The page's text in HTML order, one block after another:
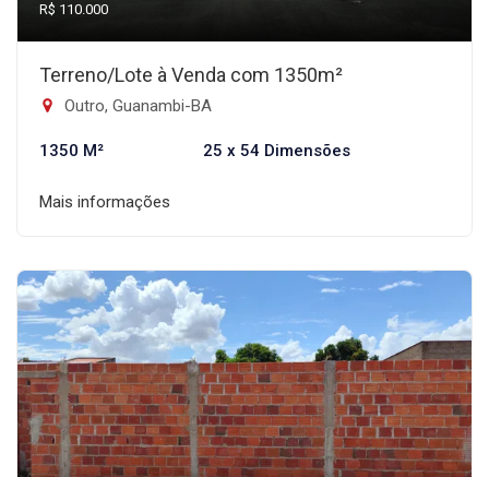
R$ 110.000
Terreno/Lote à Venda com 1350m²
Outro, Guanambi-BA
1350 M² 25 x 54 Dimensões
Mais informações